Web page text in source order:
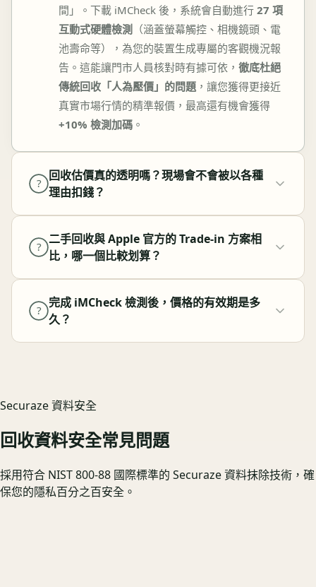
間」。下載 iMCheck 後，系統會自動進行 27 項
互動式硬體檢測 （涵蓋螢幕觸控、相機鏡頭、電
池壽命等），為您的裝置生成專屬的客觀機況報
告。這能讓門市人員核對時有據可依， 徹底杜絕
傳統回收「人為壓價」的問題 ，讓您獲得更接近
真實市場行情的精準報價，最高還有機會獲得
+10% 檢測加碼 。
?
回收估價真的透明嗎？現場會不會被以各種
理由扣錢？
?
二手回收與 Apple 官方的 Trade-in 方案相
比，哪一個比較划算？
?
完成 iMCheck 檢測後，價格的有效期是多
久？
Securaze 資料安全
回收資料安全常見問題
採用符合 NIST 800-88 國際標準的 Securaze 資料抹除技術，確
保您的隱私百分之百安全。